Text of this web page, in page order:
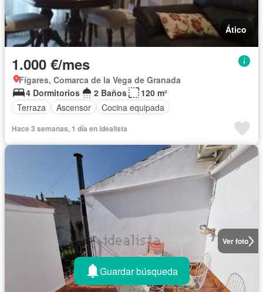
Ático
1.000 €/mes
Fígares, Comarca de la Vega de Granada
4 Dormitorios
2 Baños
120 m²
Terraza
Ascensor Cocina equipada
Hace 3 semanas, 1 día en idealista
Ver foto
Guardar búsqueda